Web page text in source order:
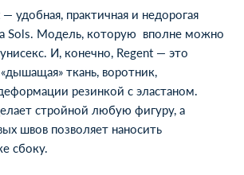
— удобная, практичная и недорогая
Sols. Модель, которую вполне можно
И, конечно, Regent — это
ткань, воротник,
резинкой с эластаном.
стройной любую фигуру, а
швов позволяет наносить
сбоку.